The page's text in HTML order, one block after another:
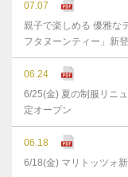
07.07
親子で楽しめる 優雅な
フタヌーンティー」新
06.24
6/25(金) 夏の制服リニ
定オープン
06.18
6/18(金) マリトッツォ